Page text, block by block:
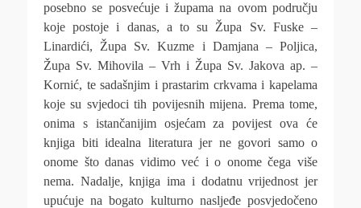
posebno se posvećuje i župama na ovom području
koje postoje i danas, a to su Župa Sv. Fuske –
Linardići, Župa Sv. Kuzme i Damjana – Poljica,
Župa Sv. Mihovila – Vrh i Župa Sv. Jakova ap. –
Kornić, te sadašnjim i prastarim crkvama i kapelama
koje su svjedoci tih povijesnih mijena. Prema tome,
onima s istančanijim osjećam za povijest ova će
knjiga biti idealna literatura jer ne govori samo o
onome što danas vidimo već i o onome čega više
nema. Nadalje, knjiga ima i dodatnu vrijednost jer
upućuje na bogato kulturno nasljeđe posvjedočeno